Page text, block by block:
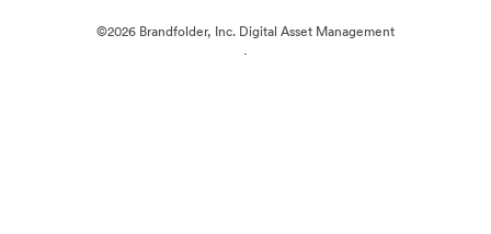
©2026 Brandfolder, Inc. Digital Asset Management
·